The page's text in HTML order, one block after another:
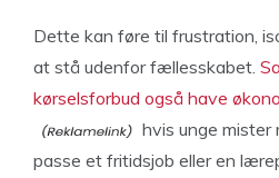
Dette kan føre til frustration,
at stå udenfor fællesskabet.
kørselsforbud også have
hvis unge mister
passe et fritidsjob eller en